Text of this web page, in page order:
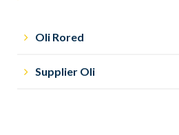
Oli Rored
Supplier Oli